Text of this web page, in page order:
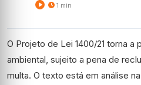
1 min
O Projeto de Lei 1400/21 torna a
ambiental, sujeito a pena de
multa. O texto está em análise